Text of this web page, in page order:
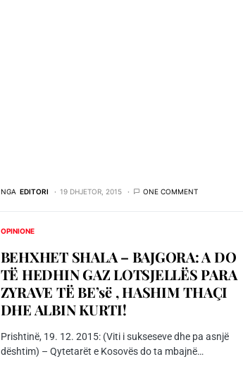
NGA EDITORI 19 DHJETOR, 2015 ONE COMMENT
OPINIONE
BEHXHET SHALA – BAJGORA: A DO
TË HEDHIN GAZ LOTSJELLËS PARA
ZYRAVE TË BE’së , HASHIM THAÇI
DHE ALBIN KURTI!
Prishtinë, 19. 12. 2015: (Viti i sukseseve dhe pa asnjë
dështim) – Qytetarët e Kosovës do ta mbajnë…